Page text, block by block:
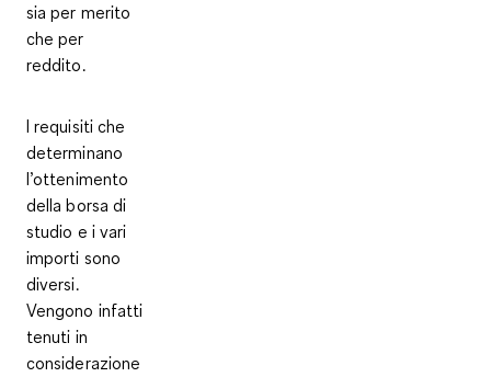
sia per merito
che per
reddito.
Irequisitiche
determinano
l’ottenimento
della borsa di
studio e i vari
importi sono
diversi.
Vengono infatti
tenuti in
considerazione